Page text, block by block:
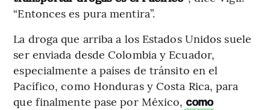
“Entonces es pura mentira”.
La droga que arriba a los Estados Unidos suele
ser enviada desde Colombia y Ecuador,
especialmente a países de tránsito en el
Pacífico, como Honduras y Costa Rica, para
que finalmente pase por México, como